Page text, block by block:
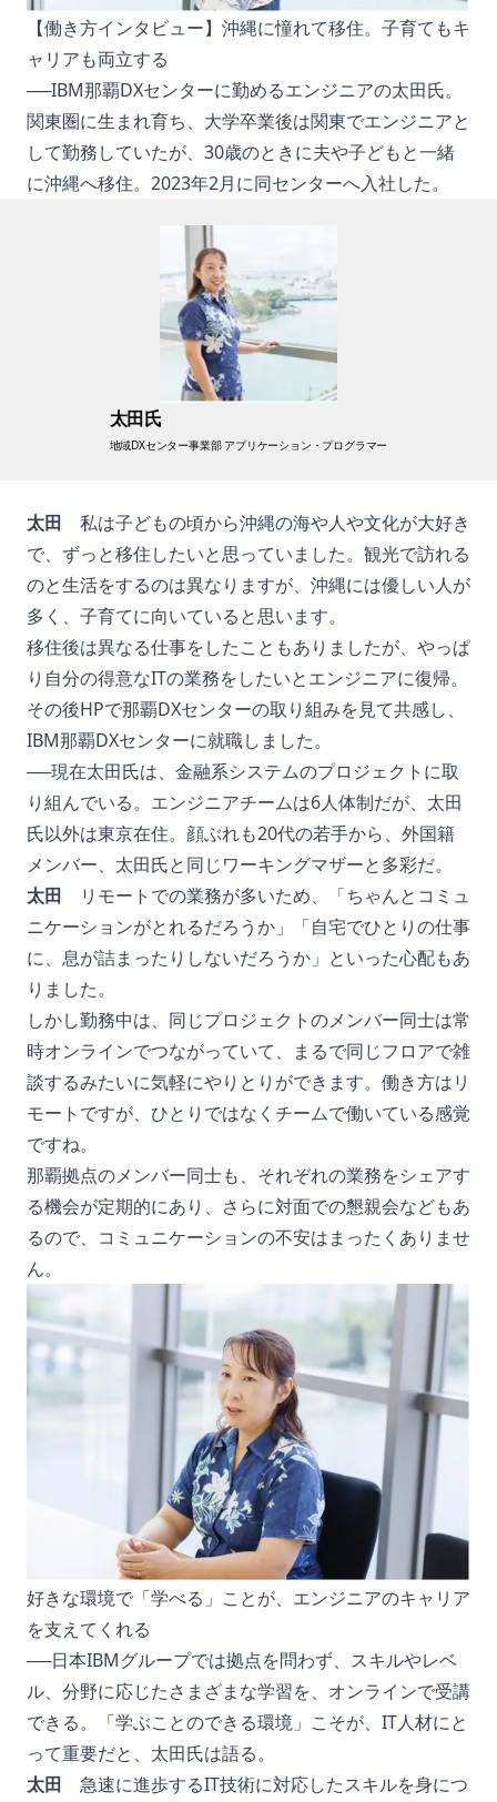
【働き方インタビュー】沖縄に憧れて移住。子育てもキ
ャリアも両立する
──IBM那覇DXセンターに勤めるエンジニアの太田氏。
関東圏に生まれ育ち、大学卒業後は関東でエンジニアと
して勤務していたが、30歳のときに夫や子どもと一緒
に沖縄へ移住。2023年2月に同センターへ入社した。
太田氏
地域DXセンター事業部 アプリケーション・プログラマー
太田 私は子どもの頃から沖縄の海や人や文化が大好き
で、ずっと移住したいと思っていました。観光で訪れる
のと生活をするのは異なりますが、沖縄には優しい人が
多く、子育てに向いていると思います。
移住後は異なる仕事をしたこともありましたが、やっぱ
り自分の得意なITの業務をしたいとエンジニアに復帰。
その後HPで那覇DXセンターの取り組みを見て共感し、
IBM那覇DXセンターに就職しました。
──現在太田氏は、金融系システムのプロジェクトに取
り組んでいる。エンジニアチームは6人体制だが、太田
氏以外は東京在住。顔ぶれも20代の若手から、外国籍
メンバー、太田氏と同じワーキングマザーと多彩だ。
太田
リモートでの業務が多いため、「ちゃんとコミュ
ニケーションがとれるだろうか」「自宅でひとりの仕事
に、息が詰まったりしないだろうか」といった心配もあ
りました。
しかし勤務中は、同じプロジェクトのメンバー同士は常
時オンラインでつながっていて、まるで同じフロアで雑
談するみたいに気軽にやりとりができます。働き方はリ
モートですが、ひとりではなくチームで働いている感覚
ですね。
那覇拠点のメンバー同士も、それぞれの業務をシェアす
る機会が定期的にあり、さらに対面での懇親会などもあ
るので、コミュニケーションの不安はまったくありませ
ん。
好きな環境で「学べる」ことが、エンジニアのキャリア
を支えてくれる
──日本IBMグループでは拠点を問わず、スキルやレベ
ル、分野に応じたさまざまな学習を、オンラインで受講
できる。「学ぶことのできる環境」こそが、IT人材にと
って重要だと、太田氏は語る。
太田 急速に進歩するIT技術に対応したスキルを身につ